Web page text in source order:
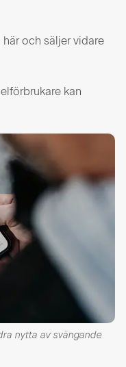
och säljer vidare
kan
nytta av svängande